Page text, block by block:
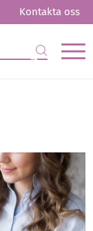
Kontakta oss